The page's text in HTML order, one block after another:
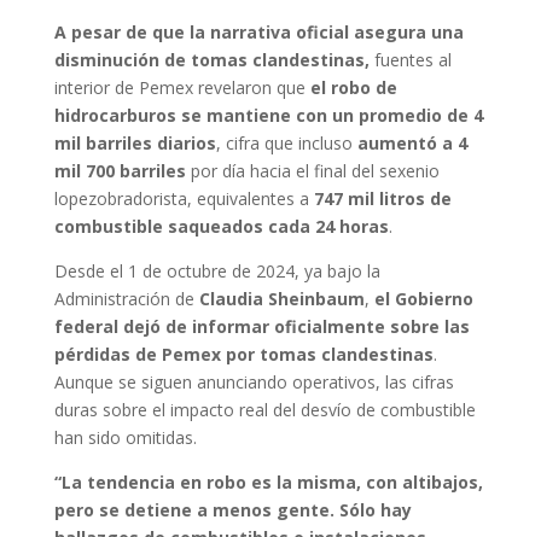
A pesar de que la narrativa oficial asegura una
disminución de tomas clandestinas, fuentes al
interior de Pemex revelaron que el robo de
hidrocarburos se mantiene con un promedio de 4
mil barriles diarios, cifra que incluso aumentó a 4
mil 700 barriles por día hacia el final del sexenio
lopezobradorista, equivalentes a 747 mil litros de
combustible saqueados cada 24 horas.
Desde el 1 de octubre de 2024, ya bajo la
Administración de Claudia Sheinbaum, el Gobierno
federal dejó de informar oficialmente sobre las
pérdidas de Pemex por tomas clandestinas.
Aunque se siguen anunciando operativos, las cifras
duras sobre el impacto real del desvío de combustible
han sido omitidas.
“La tendencia en robo es la misma, con altibajos,
pero se detiene a menos gente. Sólo hay